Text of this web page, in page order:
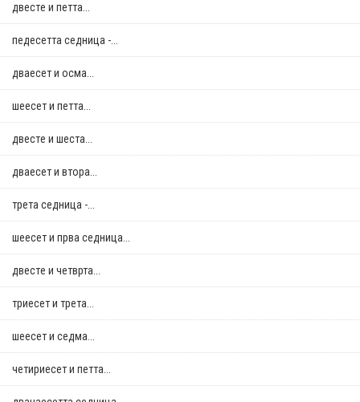
двестe и петта...
педесетта седница -...
дваесет и осма...
шеесет и петта...
двестe и шеста...
дваесет и втора...
трета седница -...
шеесет и прва седница...
двестe и четврта...
триесет и трета...
шеесет и седма...
четириесет и петта...